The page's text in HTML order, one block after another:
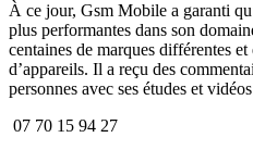
À ce jour, Gsm Mobile a garanti
plus performantes dans son
centaines de marques différentes
d’appareils. Il a reçu des
personnes avec ses études et
07 70 15 94 27